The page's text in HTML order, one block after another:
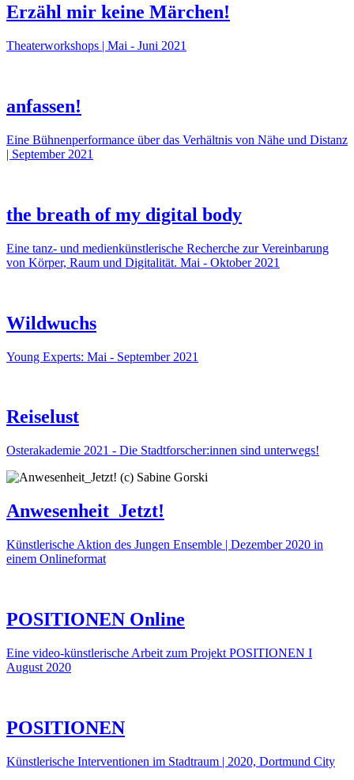
Erzähl mir keine Märchen!
Theaterworkshops | Mai - Juni 2021
anfassen!
Eine Bühnenperformance über das Verhältnis von Nähe und Distanz
| September 2021
the breath of my digital body
Eine tanz- und medienkünstlerische Recherche zur Vereinbarung
von Körper, Raum und Digitalität. Mai - Oktober 2021
Wildwuchs
Young Experts: Mai - September 2021
Reiselust
Osterakademie 2021 - Die Stadtforscher:innen sind unterwegs!
Anwesenheit_Jetzt!
Künstlerische Aktion des Jungen Ensemble | Dezember 2020 in
einem Onlineformat
POSITIONEN Online
Eine video-künstlerische Arbeit zum Projekt POSITIONEN I
August 2020
POSITIONEN
Künstlerische Interventionen im Stadtraum | 2020, Dortmund City